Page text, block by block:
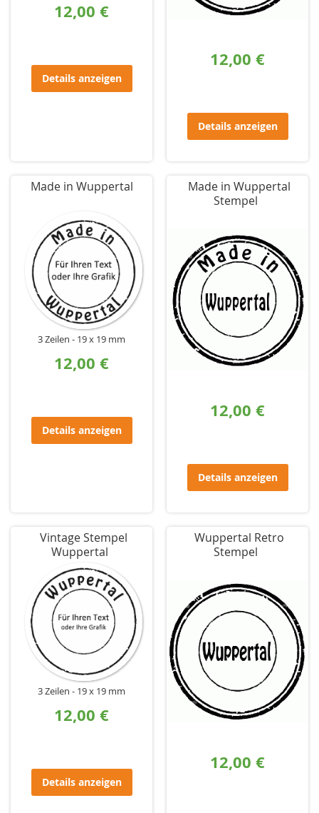
12,00 €
Details anzeigen
12,00 €
Details anzeigen
Made in Wuppertal
3 Zeilen 19 x 19 mm
12,00 €
Details anzeigen
Made in Wuppertal
Stempel
12,00 €
Details anzeigen
Vintage Stempel
Wuppertal
3 Zeilen 19 x 19 mm
12,00 €
Details anzeigen
Wuppertal Retro
Stempel
12,00 €